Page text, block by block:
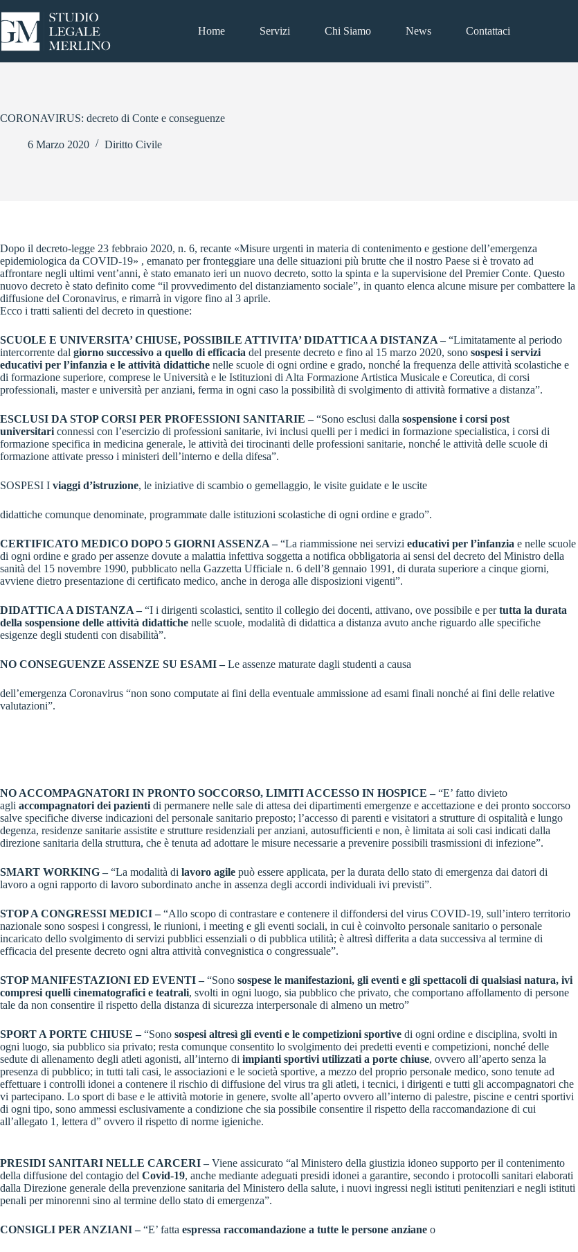
al
contenuto
Home Servizi Chi Siamo News Contattaci
CORONAVIRUS: decreto di Conte e conseguenze
6 Marzo 2020 Diritto Civile
Dopo il decreto-legge 23 febbraio 2020, n. 6, recante «Misure urgenti in materia di contenimento e gestione dell’emergenza
epidemiologica da COVID-19» , emanato per fronteggiare una delle situazioni più brutte che il nostro Paese si è trovato ad
affrontare negli ultimi vent’anni, è stato emanato ieri un nuovo decreto, sotto la spinta e la supervisione del Premier Conte. Questo
nuovo decreto è stato definito come “il provvedimento del distanziamento sociale”, in quanto elenca alcune misure per combattere la
diffusione del Coronavirus, e rimarrà in vigore fino al 3 aprile.
Ecco i tratti salienti del decreto in questione:
SCUOLE E UNIVERSITA’ CHIUSE, POSSIBILE ATTIVITA’ DIDATTICA A DISTANZA–“Limitatamente al periodo
intercorrente dal giorno successivo a quello di efficacia del presente decreto e fino al 15 marzo 2020, sono sospesi i servizi
educativi per l’infanzia e le attività didattiche nelle scuole di ogni ordine e grado, nonché la frequenza delle attività scolastiche e
di formazione superiore, comprese le Università e le Istituzioni di Alta Formazione Artistica Musicale e Coreutica, di corsi
professionali, master e università per anziani, ferma in ogni caso la possibilità di svolgimento di attività formative a distanza”.
ESCLUSI DA STOP CORSI PER PROFESSIONI SANITARIE –“Sono esclusi dalla sospensione i corsi post
universitari connessi con l’esercizio di professioni sanitarie, ivi inclusi quelli per i medici in formazione specialistica, i corsi di
formazione specifica in medicina generale, le attività dei tirocinanti delle professioni sanitarie, nonché le attività delle scuole di
formazione attivate presso i ministeri dell’interno e della difesa”.
SOSPESI I viaggi d’istruzione, le iniziative di scambio o gemellaggio, le visite guidate e le uscite
didattiche comunque denominate, programmate dalle istituzioni scolastiche di ogni ordine e grado”.
CERTIFICATO MEDICO DOPO 5 GIORNI ASSENZA –“La riammissione nei servizi educativi per l’infanzia e nelle scuole
di ogni ordine e grado per assenze dovute a malattia infettiva soggetta a notifica obbligatoria ai sensi del decreto del Ministro della
sanità del 15 novembre 1990, pubblicato nella Gazzetta Ufficiale n. 6 dell’8 gennaio 1991, di durata superiore a cinque giorni,
avviene dietro presentazione di certificato medico, anche in deroga alle disposizioni vigenti”.
DIDATTICA A DISTANZA –“I i dirigenti scolastici, sentito il collegio dei docenti, attivano, ove possibile e pertutta la durata
della sospensione delle attività didattiche nelle scuole, modalità di didattica a distanza avuto anche riguardo alle specifiche
esigenze degli studenti con disabilità”.
NO CONSEGUENZE ASSENZE SU ESAMI –Le assenze maturate dagli studenti a causa
dell’emergenza Coronavirus “non sono computate ai fini della eventuale ammissione ad esami finali nonché ai fini delle relative
valutazioni”.
NO ACCOMPAGNATORI IN PRONTO SOCCORSO, LIMITI ACCESSO IN HOSPICE –“E’ fatto divieto
agli accompagnatori dei pazienti di permanere nelle sale di attesa dei dipartimenti emergenze e accettazione e dei pronto soccorso
salve specifiche diverse indicazioni del personale sanitario preposto; l’accesso di parenti e visitatori a strutture di ospitalità e lungo
degenza, residenze sanitarie assistite e strutture residenziali per anziani, autosufficienti e non, è limitata ai soli casi indicati dalla
direzione sanitaria della struttura, che è tenuta ad adottare le misure necessarie a prevenire possibili trasmissioni di infezione”.
SMART WORKING –“La modalità di lavoro agile può essere applicata, per la durata dello stato di emergenza dai datori di
lavoro a ogni rapporto di lavoro subordinato anche in assenza degli accordi individuali ivi previsti”.
STOP A CONGRESSI MEDICI –“Allo scopo di contrastare e contenere il diffondersi del virus COVID-19, sull’intero territorio
nazionale sono sospesi i congressi, le riunioni, i meeting e gli eventi sociali, in cui è coinvolto personale sanitario o personale
incaricato dello svolgimento di servizi pubblici essenziali o di pubblica utilità; è altresì differita a data successiva al termine di
efficacia del presente decreto ogni altra attività convegnistica o congressuale”.
STOP MANIFESTAZIONI ED EVENTI –“Sono sospese le manifestazioni, gli eventi e gli spettacoli di qualsiasi natura, ivi
compresi quelli cinematografici e teatrali, svolti in ogni luogo, sia pubblico che privato, che comportano affollamento di persone
tale da non consentire il rispetto della distanza di sicurezza interpersonale di almeno un metro”
SPORT A PORTE CHIUSE –“Sono sospesi altresì gli eventi e le competizioni sportive di ogni ordine e disciplina, svolti in
ogni luogo, sia pubblico sia privato; resta comunque consentito lo svolgimento dei predetti eventi e competizioni, nonché delle
sedute di allenamento degli atleti agonisti, all’interno di impianti sportivi utilizzati a porte chiuse, ovvero all’aperto senza la
presenza di pubblico; in tutti tali casi, le associazioni e le società sportive, a mezzo del proprio personale medico, sono tenute ad
effettuare i controlli idonei a contenere il rischio di diffusione del virus tra gli atleti, i tecnici, i dirigenti e tutti gli accompagnatori che
vi partecipano. Lo sport di base e le attività motorie in genere, svolte all’aperto ovvero all’interno di palestre, piscine e centri sportivi
di ogni tipo, sono ammessi esclusivamente a condizione che sia possibile consentire il rispetto della raccomandazione di cui
all’allegato 1, lettera d” ovvero il rispetto di norme igieniche.
PRESIDI SANITARI NELLE CARCERI–Viene assicurato “al Ministero della giustizia idoneo supporto per il contenimento
della diffusione del contagio del Covid-19, anche mediante adeguati presidi idonei a garantire, secondo i protocolli sanitari elaborati
dalla Direzione generale della prevenzione sanitaria del Ministero della salute, i nuovi ingressi negli istituti penitenziari e negli istituti
penali per minorenni sino al termine dello stato di emergenza”.
CONSIGLI PER ANZIANI –“E’ fatta espressa raccomandazione a tutte le persone anziane o